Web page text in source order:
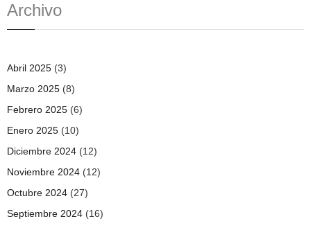
Archivo
Abril 2025 (3)
Marzo 2025 (8)
Febrero 2025 (6)
Enero 2025 (10)
Diciembre 2024 (12)
Noviembre 2024 (12)
Octubre 2024 (27)
Septiembre 2024 (16)